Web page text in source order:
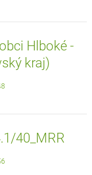
Hlboké -
kraj)
40_MRR